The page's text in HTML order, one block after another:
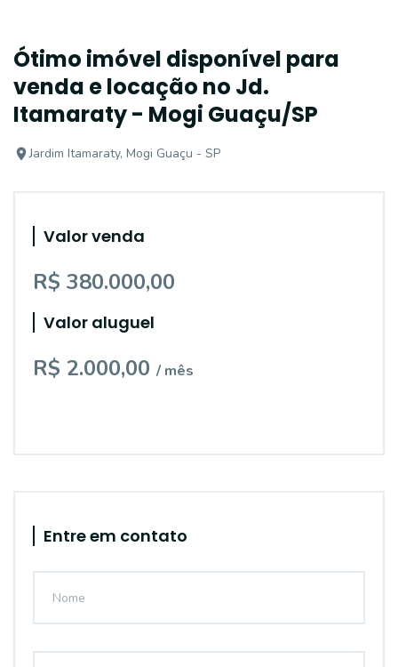
Ótimo imóvel disponível para
venda e locação no Jd.
Itamaraty - Mogi Guaçu/SP
Jardim Itamaraty, Mogi Guaçu - SP
Valor venda
R$ 380.000,00
Valor aluguel
R$ 2.000,00 / mês
Entre em contato